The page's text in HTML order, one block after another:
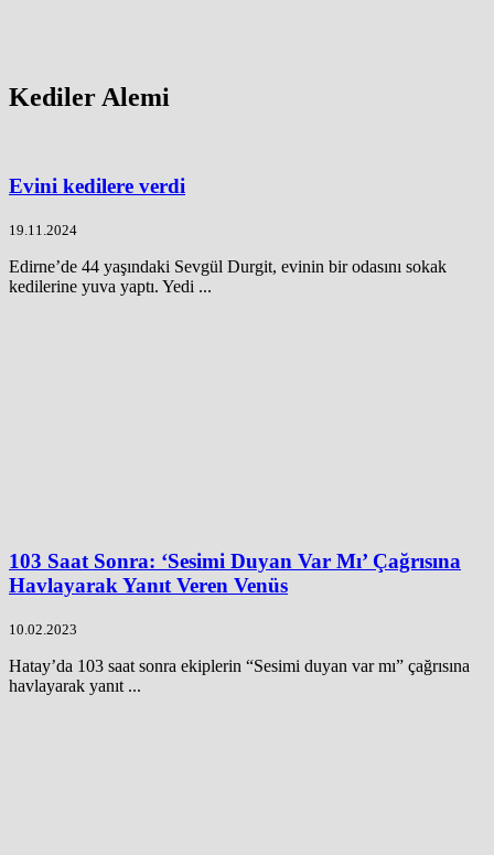
Kediler Alemi
Evini kedilere verdi
19.11.2024
Edirne’de 44 yaşındaki Sevgül Durgit, evinin bir odasını sokak
kedilerine yuva yaptı. Yedi ...
103 Saat Sonra: ‘Sesimi Duyan Var Mı’ Çağrısına
Havlayarak Yanıt Veren Venüs
10.02.2023
Hatay’da 103 saat sonra ekiplerin “Sesimi duyan var mı” çağrısına
havlayarak yanıt ...